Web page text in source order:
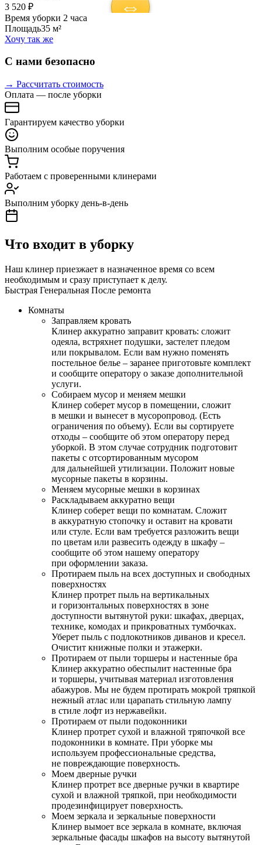
3 520 ₽
Время уборки 2 часа
Площадь35 м²
Хочу так же
С нами безопасно
→ Рассчитать стоимость
Оплата — после уборки
Гарантируем качество уборки
Выполним особые поручения
Работаем с проверенными клинерами
Выполним уборку день-в-день
Что входит в уборку
Наш клинер приезжает в назначенное время со всем
необходимым и сразу приступает к делу.
Быстрая Генеральная После ремонта
Комнаты
Заправляем кровать
Клинер аккуратно заправит кровать: сложит
одеяла, встряхнет подушки, застелет пледом
или покрывалом. Если вам нужно поменять
постельное белье – заранее приготовьте комплект
и сообщите оператору о заказе дополнительной
услуги.
Собираем мусор и меняем мешки
Клинер соберет мусор в помещении, сложит
в мешки и вынесет в мусоропровод. (Есть
ограничения по объему). Если вы сортируете
отходы – сообщите об этом оператору перед
уборкой. В этом случае сотрудник подготовит
пакеты с отсортированным мусором
для дальнейшей утилизации. Положит новые
мусорные пакеты в корзины.
Меняем мусорные мешки в корзинах
Раскладываем аккуратно вещи
Клинер соберет вещи по комнатам. Сложит
в аккуратную стопочку и оставит на кровати
или стуле. Если вам требуется разложить вещи
по цветам или развесить одежду в шкафу –
сообщите об этом нашему оператору
при оформлении заказа.
Протираем пыль на всех доступных и свободных
поверхностях
Клинер протрет пыль на вертикальных
и горизонтальных поверхностях в зоне
доступности вытянутой руки: шкафах, дверцах,
технике, комодах и прикроватных тумбочках.
Уберет пыль с подлокотников диванов и кресел.
Очистит книжные полки и этажерки.
Протираем от пыли торшеры и настенные бра
Клинер аккуратно обеспылит настенные бра
и торшеры, учитывая материал изготовления
абажуров. Мы не будем протирать мокрой тряпкой
нежный атлас или царапать стильную лампу
в стиле лофт из нержавейки.
Протираем от пыли подоконники
Клинер протрет сухой и влажной тряпочкой все
подоконники в комнате. При уборке мы
используем профессиональные средства,
не повреждающие поверхность.
Моем дверные ручки
Клинер протрет все дверные ручки в квартире
сухой и влажной тряпкой, при необходимости
продезинфицирует поверхность.
Моем зеркала и зеркальные поверхности
Клинер вымоет все зеркала в комнате, включая
зеркальные фасады шкафов на высоту вытянутой